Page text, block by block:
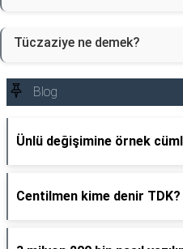
Tüczaziye ne demek?
Blog
Ünlü değişimine örnek
Centilmen kime denir TDK?